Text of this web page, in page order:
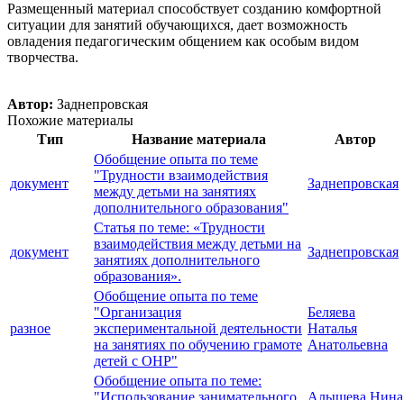
Размещенный материал способствует созданию комфортной
ситуации для занятий обучающихся, дает возможность
овладения педагогическим общением как особым видом
творчества.
Автор: Заднепровская
Похожие материалы
Тип
Название материала Автор
документ
Обобщение опыта по теме
"Трудности взаимодействия
между детьми на занятиях
дополнительного образования"
Заднепровская
документ
Статья по теме: «Трудности
взаимодействия между детьми на
занятиях дополнительного
образования».
Заднепровская
разное
Обобщение опыта по теме
"Организация
экспериментальной деятельности
на занятиях по обучению грамоте
детей с ОНР"
Беляева
Наталья
Анатольевна
Обобщение опыта по теме: